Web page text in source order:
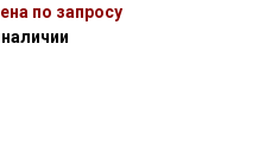
по запросу
наличии